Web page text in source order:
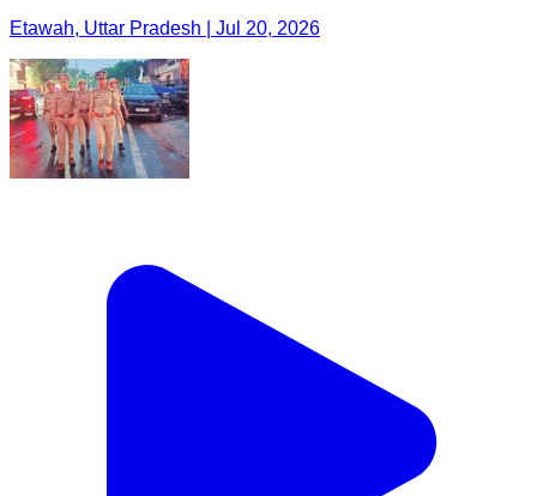
Etawah, Uttar Pradesh | Jul 20, 2026